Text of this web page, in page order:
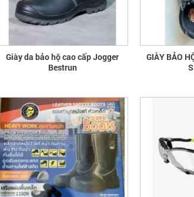
Giày da bảo hộ cao cấp Jogger
Bestrun
GIÀY BẢO